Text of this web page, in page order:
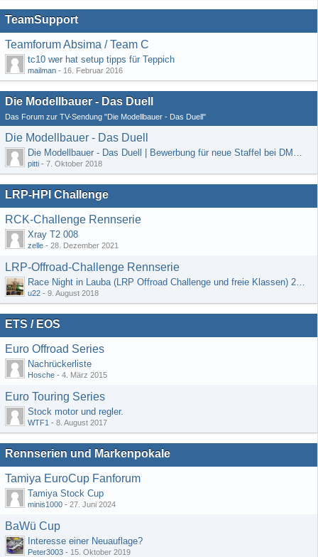
TeamSupport
Teamforum Absima / Team C
tc10 wer hat setup tipps für Teppich
mailman - 16. Februar 2016
Die Modellbauer - Das Duell
Das Forum zur TV-Sendung "Die Modellbauer - Das Duell"
Die Modellbauer - Das Duell
Die Modellbauer - Das Duell | Bewerbung für neue Staffel bei DMAX *Werbung*
pitti - 7. Oktober 2018
LRP-HPI Challenge
RCK-Challenge Rennserie
Xray T2 008
zelle - 28. Dezember 2021
LRP-Offroad-Challenge Rennserie
Race Night in Lauba (LRP Offroad Challenge und freie Klassen) 25/26.08
u22 - 9. August 2018
ETS / EOS
Euro Offroad Series
Nachrückerliste
Hosche - 4. März 2015
Euro Touring Series
Stock motor und regler.
WTF1 - 8. August 2017
Rennserien und Markenpokale
Tamiya EuroCup Fanforum
Tamiya Stock Cup
minis1000 - 27. Juni 2024
BaWü Cup
Interesse einer Neuauflage?
Peter3003 - 15. Oktober 2019